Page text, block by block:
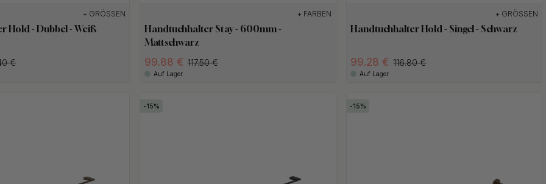
+ GRÖSSEN
Hold - Dubbel - Weiß
€
+ FARBEN
Handtuchhalter Stay - 600mm -
Mattschwarz
99.88 € 117.50 €
Auf Lager
+ GRÖSSEN
Handtuchhalter Hold - Singel - Schwarz
99.28 € 116.80 €
Auf Lager
15 15